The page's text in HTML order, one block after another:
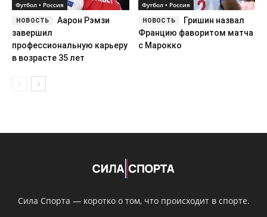
Футбол • Россия
Аарон Рэмзи
завершил
профессиональную карьеру
в возрасте 35 лет
Футбол • Россия
Гришин назвал
Францию фаворитом матча
с Марокко
Сила Спорта — коротко о том, что происходит в спорте.